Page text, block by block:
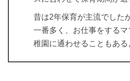
昔は2年保育が主流でした
一番多く、お仕事をする
稚園に通わせることもある